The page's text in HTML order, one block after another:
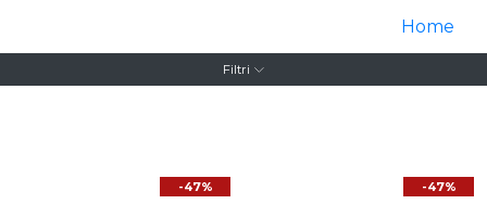
Home
Filtri
-47% -47%